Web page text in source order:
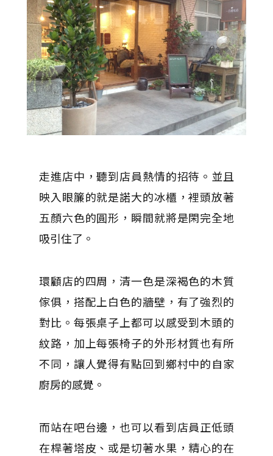
走進店中，聽到店員熱情的招待。並且
映入眼簾的就是諾大的冰櫃，裡頭放著
五顏六色的圓形，瞬間就將是閑完全地
吸引住了。
環顧店的四周，清一色是深褐色的木質
傢俱，搭配上白色的牆壁，有了強烈的
對比。每張桌子上都可以感受到木頭的
紋路，加上每張椅子的外形材質也有所
不同，讓人覺得有點回到鄉村中的自家
廚房的感覺。
而站在吧台邊，也可以看到店員正低頭
在桿著塔皮、或是切著水果，精心的在